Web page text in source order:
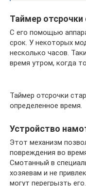
Таймер отсрочки
С его помощью
срок. У некоторых
несколько часов.
время утром, когда
Таймер отсрочки
определенное время.
Устройство
Этот механизм
повреждения во
Смотанный в
хозяевам и не
могут перегрызть его.